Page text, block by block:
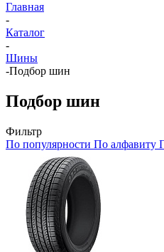
Главная
-
Каталог
-
Шины
-Подбор шин
Подбор шин
Фильтр
По популярности По алфавиту